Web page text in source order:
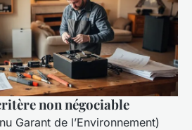
non négociable
Garant de l’Environnement)